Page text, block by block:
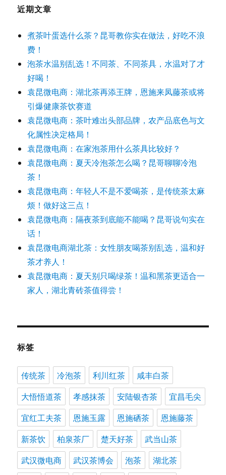
近期文章
煮茶叶蛋选什么茶？昆哥教你实在做法，好吃不浪
费！
泡茶水温别乱选！不同茶、不同茶具，水温对了才
好喝！
袁昆微电商：湖北茶再添王牌，恩施来凤藤茶或将
引爆健康茶饮赛道
袁昆微电商：茶叶难出头部品牌，农产品底色与文
化属性决定格局！
袁昆微电商：在家泡茶用什么茶具比较好？
袁昆微电商：夏天冷泡茶怎么喝？昆哥聊聊冷泡
茶！
袁昆微电商：年轻人不是不爱喝茶，是传统茶太麻
烦！做好这三点！
袁昆微电商：隔夜茶到底能不能喝？昆哥说句实在
话！
袁昆微电商湖北茶：女性朋友喝茶别乱选，温和好
茶才养人！
袁昆微电商：夏天别只喝绿茶！温和黑茶更适合一
家人，湖北青砖茶值得尝！
标签
传统茶 冷泡茶 利川红茶
咸丰白茶
大悟悟道茶
孝感抹茶 安陆银杏茶
宜昌毛尖
宜红工夫茶
恩施玉露 恩施硒茶
恩施藤茶
新茶饮
柏泉茶厂 楚天好茶
武当山茶
武汉微电商
武汉茶博会 泡茶
湖北茶